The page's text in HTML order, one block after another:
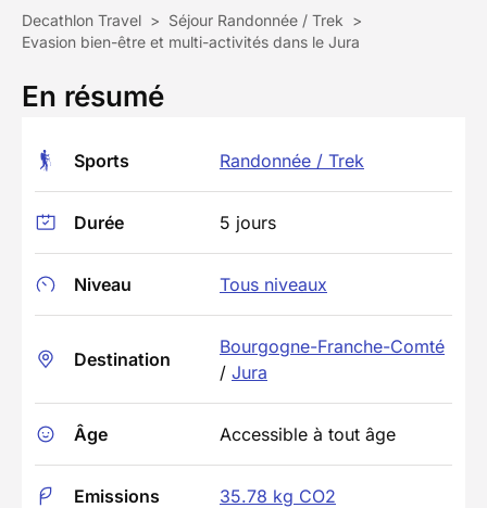
Decathlon Travel > Séjour Randonnée / Trek >
Evasion bien-être et multi-activités dans le Jura
En résumé
Sports Randonnée / Trek
Durée 5 jours
Niveau Tous niveaux
Destination
Bourgogne-Franche-Comté
/ Jura
Âge Accessible à tout âge
Emissions 35.78 kg CO2